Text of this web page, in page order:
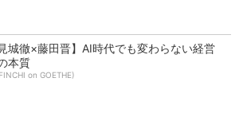
見城徹×藤田晋】AI時代でも変わらない経営
本質
on GOETHE)